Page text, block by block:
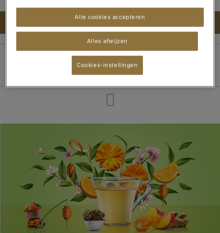
IN WINKELWAGEN
Bezorging binnen 3
dagen
Alles afwijzen
Alle cookies accepteren
Cookies-instellingen